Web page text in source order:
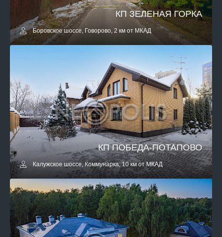
КП ЗЕЛЕНАЯ ГОРКА
Боровское шоссе, Говорово, 2 км от МКАД
КП ПОБЕДА-ПОТАПОВО
Калужское шоссе, Коммунарка, 10 км от МКАД